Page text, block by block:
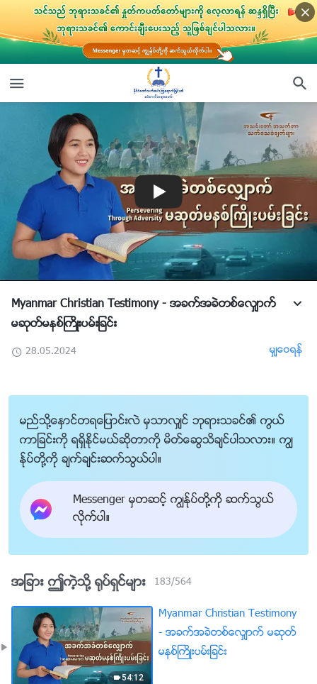
Myanmar Christian Testimony - အခက္အခဲတစ္ေလွ်ာက္
မဆုတ္မနစ္ႀကိဳးပမ္းျခင္း
28.05.2024 မွ်ေဝရန္
မည္သို႔ေႏွာင္တရေျပာင္းလဲ မွသာလွ်င္ ဘုရားသခင္၏ ကြယ္
ကာျခင္းကို ရရွိႏိုင္မယ္ဆိုတာကို မိတ္ေဆြသိခ်င္ပါသလား။ ကြၽ
န္ုပ္တို႔ကို ခ်က္ခ်င္းဆက္သြယ္ပါ။
Messenger မွတဆင့္ ကြၽန္ုပ္တို႔ကို ဆက္သြယ္
လိုက္ပါ။
အျခား ဤကဲ့သို႔ ႐ုပ္ရွင္မ်ား 183/564
54:12
Myanmar Christian Testimony
- အခက္အခဲတစ္ေလွ်ာက္ မဆုတ္
မနစ္ႀကိဳးပမ္းျခင္း